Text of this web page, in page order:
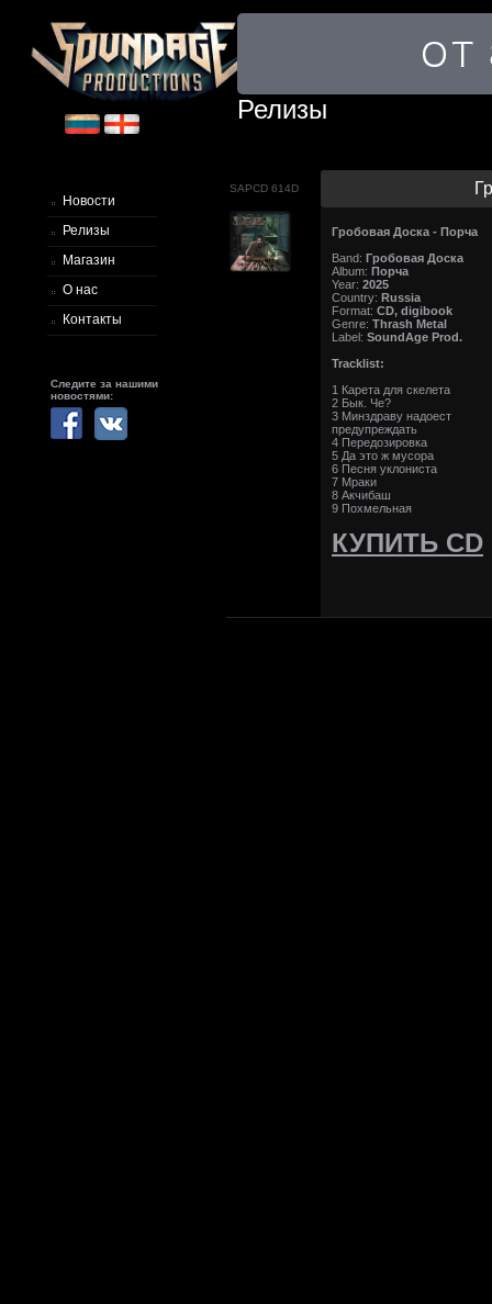
Новости
Релизы
Магазин
О нас
Контакты
Следите за нашими
новостями:
Релизы
SAPCD 614D
Гробовая Доска - Порча
Band: Гробовая Доска
Album: Порча
Year: 2025
Country: Russia
Format: CD, digibook
Genre: Thrash Metal
Label: SoundAge Prod.
Tracklist:
1 Карета для скелета
2 Бык. Че?
3 Минздраву надоест
предупреждать
4 Передозировка
5 Да это ж мусора
6 Песня уклониста
7 Мраки
8 Акчибаш
9 Похмельная
КУПИТЬ CD